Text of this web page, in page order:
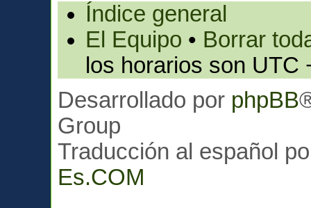
Índice general
El Equipo • Borrar
los horarios son UTC
Desarrollado por phpBB
Group
Traducción al español
Es.COM